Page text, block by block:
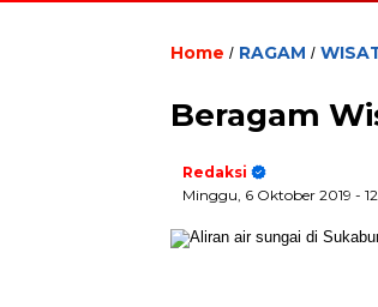
Home / RAGAM /
Beragam
Redaksi
Minggu, 6 Oktober 2019 -